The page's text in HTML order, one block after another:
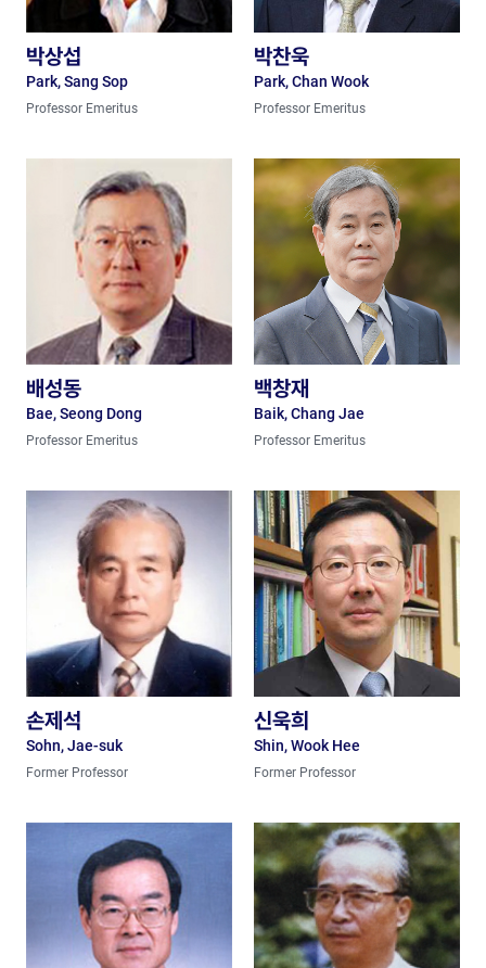
박상섭
Park, Sang Sop
Professor Emeritus
박찬욱
Park, Chan Wook
Professor Emeritus
배성동
Bae, Seong Dong
Professor Emeritus
백창재
Baik, Chang Jae
Professor Emeritus
손제석
Sohn, Jae-suk
Former Professor​
신욱희
Shin, Wook Hee
Former Professor​